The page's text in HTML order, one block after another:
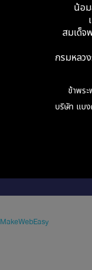
MakeWebEasy
น้อ
สมเด็จ
กรมหลว
ข้าพร
บริษัท แบง